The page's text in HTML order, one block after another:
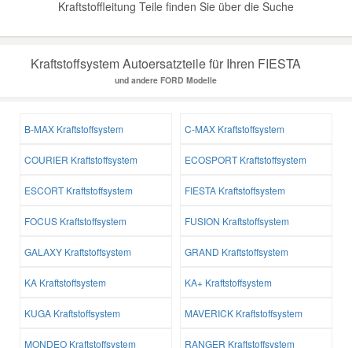
Kraftstoffleitung Teile finden Sie über die Suche
Kraftstoffsystem Autoersatzteile für Ihren FIESTA
und andere FORD Modelle
B-MAX Kraftstoffsystem C-MAX Kraftstoffsystem
COURIER Kraftstoffsystem ECOSPORT Kraftstoffsystem
ESCORT Kraftstoffsystem FIESTA Kraftstoffsystem
FOCUS Kraftstoffsystem FUSION Kraftstoffsystem
GALAXY Kraftstoffsystem GRAND Kraftstoffsystem
KA Kraftstoffsystem KA+ Kraftstoffsystem
KUGA Kraftstoffsystem MAVERICK Kraftstoffsystem
MONDEO Kraftstoffsystem RANGER Kraftstoffsystem